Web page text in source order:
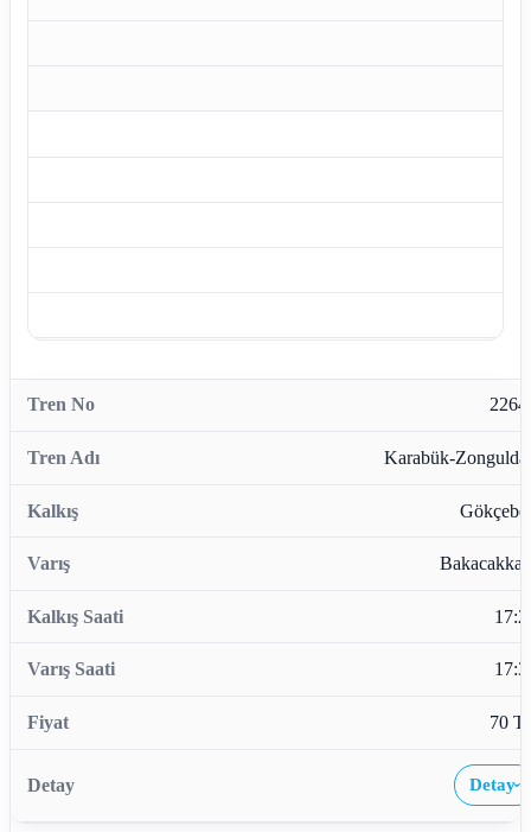
Karabük-
70
Detay›